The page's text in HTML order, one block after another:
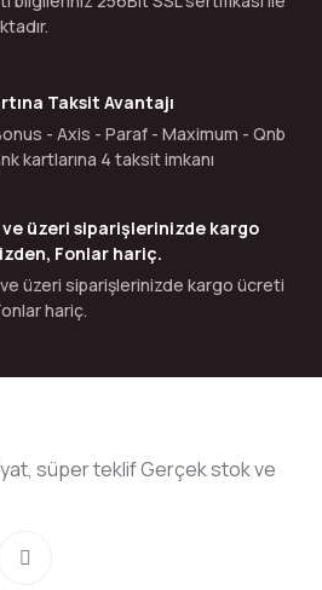
Taksit Avantajı
- Axis - Paraf - Maximum - Qnb
kartlarına 4 taksit imkanı
ve üzeri siparişlerinizde kargo
Fonlar hariç.
üzeri siparişlerinizde kargo ücreti
hariç.
süper teklif Gerçek stok ve